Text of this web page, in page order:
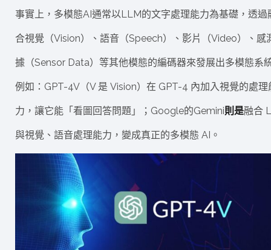
事實上，多模態AI通常以LLM的文字處理能力為基礎，透過
合視覺（Vision）、語音（Speech）、影片（Video）、感
據（Sensor Data）等其他模態的編碼器來發展出多模態系
例如：GPT-4V（V 是 Vision）在 GPT-4 內加入視覺的處理
力，讓它能「看圖回答問題」；Google的Gemini則是融合
與視覺、語音處理能力，變成真正的多模態 AI。